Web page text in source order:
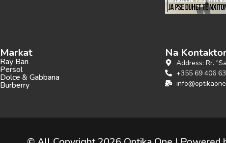
Markat
Ray Ban
Persol
Dolce & Gabbana
Burberry
Na
Address: Rr.
+355 69 406